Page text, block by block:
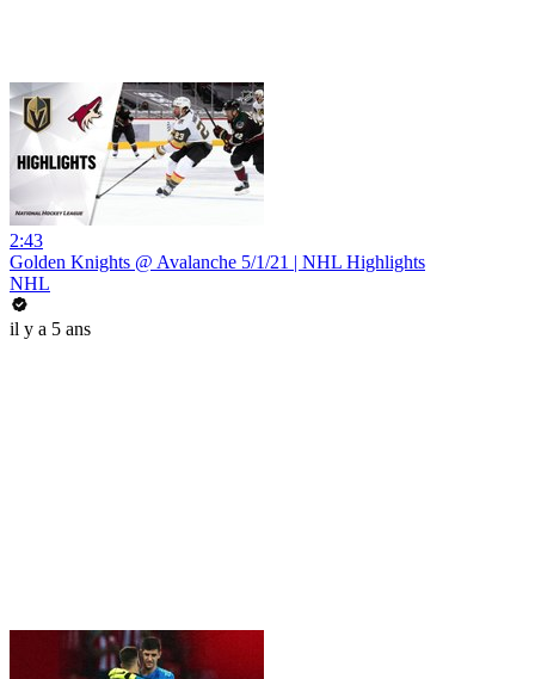
2:43
Golden Knights @ Avalanche 5/1/21 | NHL Highlights
NHL
il y a 5 ans